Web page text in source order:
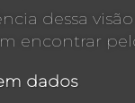
dessa
encontrar
dados